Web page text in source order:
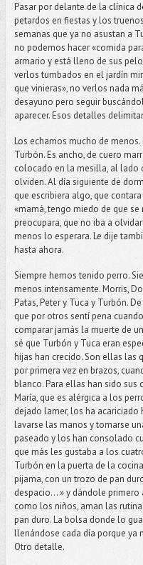
Pasar por delante de la clínica
petardos en fiestas y los
semanas que ya no asustan a
no podemos hacer «comida
armario y está lleno de sus
verlos tumbados en el jardín
que vinieras», no verlos nada
desayuno pero seguir
aparecer. Esos detalles
Los echamos mucho de
Turbón. Es ancho, de cuero
colocado en la mesilla, al lado
olviden. Al día siguiente de
que escribiera algo, que
«mamá, tengo miedo de que se
preocupara, que no iba a
menos lo esperara. Le dije
hasta ahora.
Siempre hemos tenido perro.
menos intensamente. Morris,
Patas, Peter y Tuca y Turbón.
que por otros sentí pena
comparar jamás la muerte de
sé que Turbón y Tuca eran
hijas han crecido. Son ellas las
por primera vez en brazos,
blanco. Para ellas han sido sus
María, que es alérgica a los
dejado lamer, los ha acariciado
lavarse las manos y tomarse
paseado y los han consolado
que más les gustaba a los
Turbón en la puerta de la
pijama, con un trozo de pan
despacio… » y dándole primero
como los niños, aman las
pan duro. La bolsa donde lo
llenándose cada día porque ya
Otro detalle.